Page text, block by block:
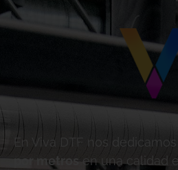
En Viva DTF nos dedicamos
por metros
en una calidad